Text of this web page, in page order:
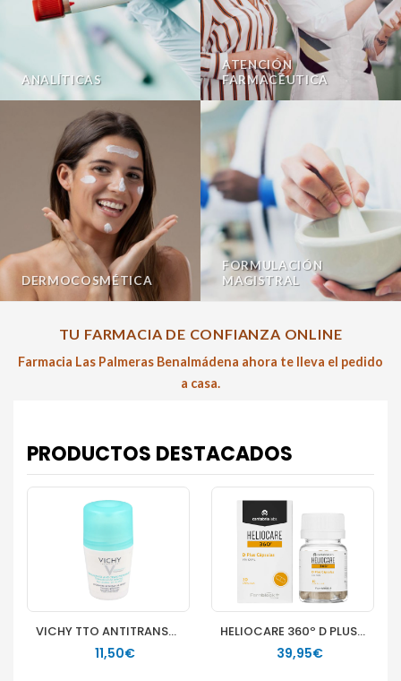
ANALÍTICAS
ATENCIÓN
FARMACÉUTICA
DERMOCOSMÉTICA
FORMULACIÓN
MAGISTRAL
TU FARMACIA DE CONFIANZA ONLINE
Farmacia Las Palmeras Benalmádena ahora te lleva el pedido
a casa.